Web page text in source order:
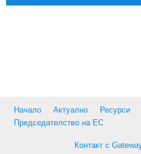
Начало Актуално Ресурси
Председателство на ЕС
Контакт с